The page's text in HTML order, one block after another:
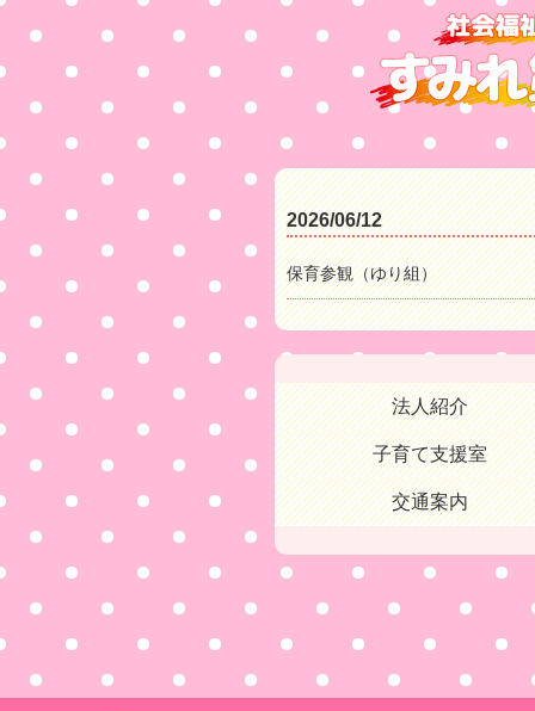
2026/06/12
保育参観（ゆり組）
法人紹介
子育て支援室
交通案内